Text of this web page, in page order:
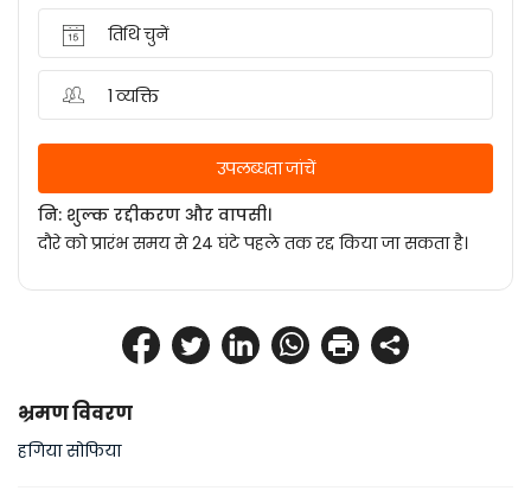
भ्रमण विवरण
हगिया सोफिया
तिथि चुनें
1 व्यक्ति
उपलब्धता जांचें
नि: शुल्क रद्दीकरण और वापसी।
दौरे को प्रारंभ समय से 24 घंटे पहले तक रद्द किया जा सकता है।